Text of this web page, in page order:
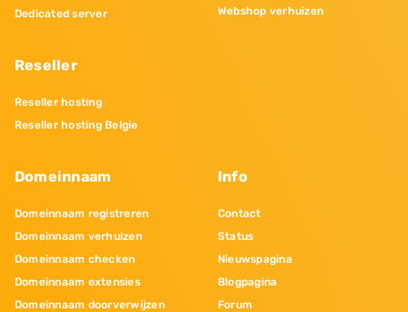
Dedicated server
Reseller
Reseller hosting
Reseller hosting Belgie
Webshop verhuizen
Domeinnaam
Domeinnaam registreren
Domeinnaam verhuizen
Domeinnaam checken
Domeinnaam extensies
Domeinnaam doorverwijzen
Info
Contact
Status
Nieuwspagina
Blogpagina
Forum